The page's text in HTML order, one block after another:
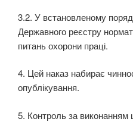
3.2. У встановленому
Державного реєстру
питань охорони праці.
4. Цей наказ набирає
опублікування.
5. Контроль за виконанням